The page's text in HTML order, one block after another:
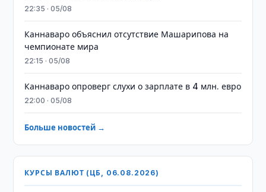
22:35 · 05/08
Каннаваро объяснил отсутствие Машарипова на
чемпионате мира
22:15 · 05/08
Каннаваро опроверг слухи о зарплате в 4 млн. евро
22:00 · 05/08
Больше новостей →
КУРСЫ ВАЛЮТ (ЦБ, 06.08.2026)